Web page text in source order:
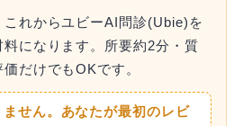
れからユビーAI問診(Ubie)を
になります。所要約2分・質
だけでもOKです。
ません。あなたが最初のレビ